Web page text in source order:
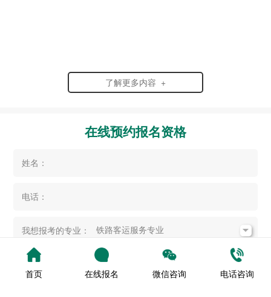
了解更多内容 +
在线预约报名资格
姓名：
电话：
我想报考的专业：
首页 在线报名 微信咨询 电话咨询